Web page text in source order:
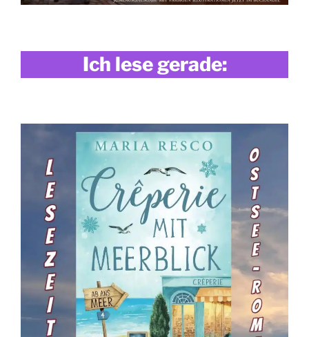
Ich lese gerade: